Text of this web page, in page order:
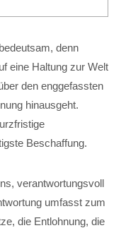
denn
eine Haltung zur Welt
den enggefassten
hinausgeht.
Beschaffung.
verantwortungsvoll
umfasst zum
die Entlohnung, die